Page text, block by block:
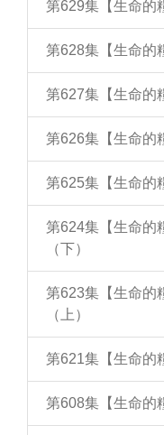
第629集【生命的
第628集【生命的
第627集【生命的
第626集【生命的
第625集【生命的
第624集【生命的
（下）
第623集【生命的
（上）
第621集【生命的
第608集【生命的